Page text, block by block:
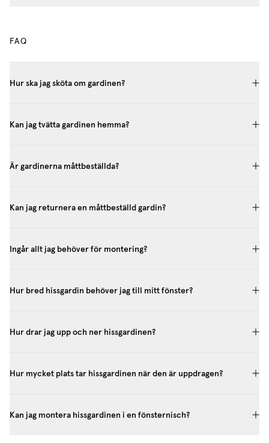
FAQ
Hur ska jag sköta om gardinen?
Kan jag tvätta gardinen hemma?
Är gardinerna måttbeställda?
Kan jag returnera en måttbeställd gardin?
Ingår allt jag behöver för montering?
Hur bred hissgardin behöver jag till mitt fönster?
Hur drar jag upp och ner hissgardinen?
Hur mycket plats tar hissgardinen när den är uppdragen?
Kan jag montera hissgardinen i en fönsternisch?